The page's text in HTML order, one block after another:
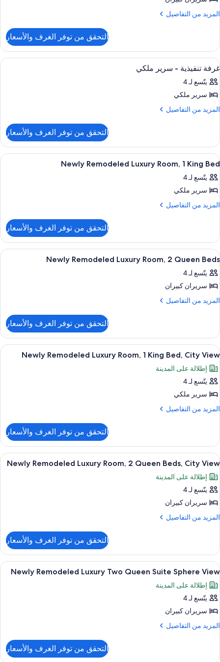
Lounge)
Room,
Beds
(Prestige
Club
Lounge)
المزيد من التفاصيل
المزيد
Newly
Remodeled
Premium
Room,
2
Queen
(Prestige
التحقق من توفر الغرف والأسعار
استعراض
جميع
صور
غرفة
تنفيذية
ملكي
ملاءات من القطن المصري وأغطية
6
غرفة تنفيذية - سرير ملكي
يتّسع لـ 4
سرير ملكي
المزيد من التفاصيل
المزيد
غرفة
تنفيذية
-
ملكي
التحقق من توفر الغرف والأسعار
استعراض
جميع
صور
Newly
Remodeled
1
King
Bed
ملاءات من القطن المصري وأغطية
5
Newly Remodeled Luxury Room, 1 King Bed
يتّسع لـ 4
سرير ملكي
المزيد من التفاصيل
المزيد
Newly
Remodeled
Luxury
King
التحقق من توفر الغرف والأسعار
استعراض
جميع
صور
Newly
Remodeled
2
Queen
Beds
ملاءات من القطن المصري وأغطية
6
Newly Remodeled Luxury Room, 2 Queen Beds
يتّسع لـ 4
سريران كبيران
المزيد من التفاصيل
المزيد
Newly
Remodeled
Luxury
2
Queen
التحقق من توفر الغرف والأسعار
استعراض
جميع
صور
Newly
Remodeled
Luxury
King
Bed,
City
View
ملاءات من القطن المصري وأغطية
5
Newly Remodeled Luxury Room, 1 King Bed, City View
إطلالة على المدينة
يتّسع لـ 4
سرير ملكي
المزيد من التفاصيل
المزيد
Newly
Remodeled
Luxury
King
City
View
التحقق من توفر الغرف والأسعار
استعراض
جميع
صور
Newly
Remodeled
Luxury
Queen
Beds,
City
View
ملاءات من القطن المصري وأغطية
6
Newly Remodeled Luxury Room, 2 Queen Beds, City View
إطلالة على المدينة
يتّسع لـ 4
سريران كبيران
المزيد من التفاصيل
المزيد
Newly
Remodeled
Luxury
2
Queen
City
View
التحقق من توفر الغرف والأسعار
استعراض
جميع
صور
Newly
Remodeled
Luxury
Suite
ملاءات من القطن المصري وأغطية
6
Newly Remodeled Luxury Two Queen Suite Sphere View
إطلالة على المدينة
يتّسع لـ 4
سريران كبيران
المزيد من التفاصيل
المزيد
التحقق من توفر الغرف والأسعار